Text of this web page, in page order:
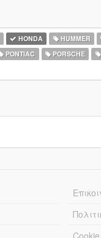
HONDA HUMMER
PONTIAC PORSCHE